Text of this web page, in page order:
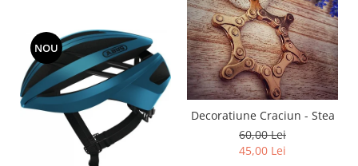
Decoratiune Craciun - Stea
60,00 Lei
45,00 Lei
NOU